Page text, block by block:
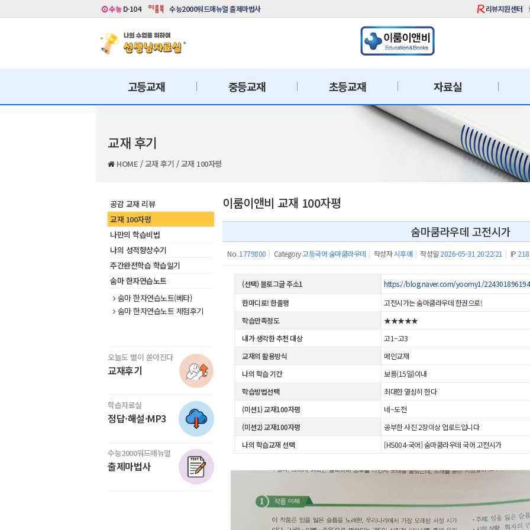
수능D-104 수능2000워드매뉴얼 출제마법사 리뷰지원센터
고등교재 중등교재 초등교재 자료실
교재 후기
HOME /교재 후기 /교재 100자평
공감 교재 리뷰
교재 100자평
나만의 학습비법
나의 성적향상수기
주간완전학습 학습일기
숨마 한자연습노트
숨마 한자연습노트(베타)
숨마 한자연습노트 체험후기
오늘도 별이 쏟아진다
교재후기
학습자료실
정답·해설·MP3
수능2000워드매뉴얼
출제마법사
이룸이앤비 교재 100자평
숨마쿰라우데 고전시가
No. 1779800 | Category고등국어 숨마쿰라우데 | 작성자시후애 | 작성일 2026-05-31 20:22:21 | IP
(선택) 블로그글 주소1
https://blog.naver.com/yoomy1/
한마디로! 한줄평
고전시가는 숨마쿰라우데 한권으로!
학습만족정도
★★★★★
내가 생각한 추천 대상
고1~고3
교재의 활용방식
메인교재
나의 학습 기간
보름(15일)이내
학습방법선택
최대한 열심히 한다
(미션1) 교재100자평
네~도전
(미션2) 교재100자평
공부한 사진 2장이상 업로드입니다
나의 학습교재 선택
[HS004-국어] 숨마쿰라우데 국어 고전시가